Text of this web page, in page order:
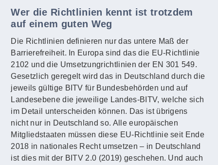
Wer die Richtlinien kennt ist trotzdem
auf einem guten Weg
Die Richtlinien definieren nur das untere Maß der
Barrierefreiheit. In Europa sind das die EU-Richtlinie
2102 und die Umsetzungrichtlinien der EN 301 549.
Gesetzlich geregelt wird das in Deutschland durch die
jeweils gültige BITV für Bundesbehörden und auf
Landesebene die jeweilige Landes-BITV, welche sich
im Detail unterscheiden können. Das ist übrigens
nicht nur in Deutschland so. Alle europäischen
Mitgliedstaaten müssen diese EU-Richtlinie seit Ende
2018 in nationales Recht umsetzen – in Deutschland
ist dies mit der BITV 2.0 (2019) geschehen. Und auch